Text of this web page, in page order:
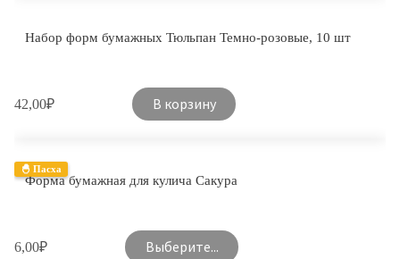
Набор форм бумажных Тюльпан Темно-розовые, 10 шт
42,00₽ В корзину
🐣 Пасха
Форма бумажная для кулича Сакура
6,00₽ Выберите...